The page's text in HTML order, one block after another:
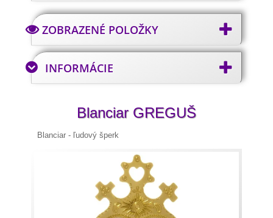
ZOBRAZENÉ POLOŽKY
INFORMÁCIE
Blanciar GREGUŠ
Blanciar - ľudový šperk